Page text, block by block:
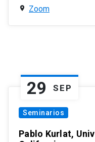
Zoom
29 SEP
Seminarios
Pablo Kurlat,